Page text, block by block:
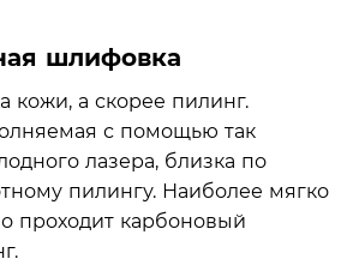
шлифовка
кожи, а скорее пилинг.
с помощью так
лазера, близка по
пилингу. Наиболее мягко
проходит карбоновый